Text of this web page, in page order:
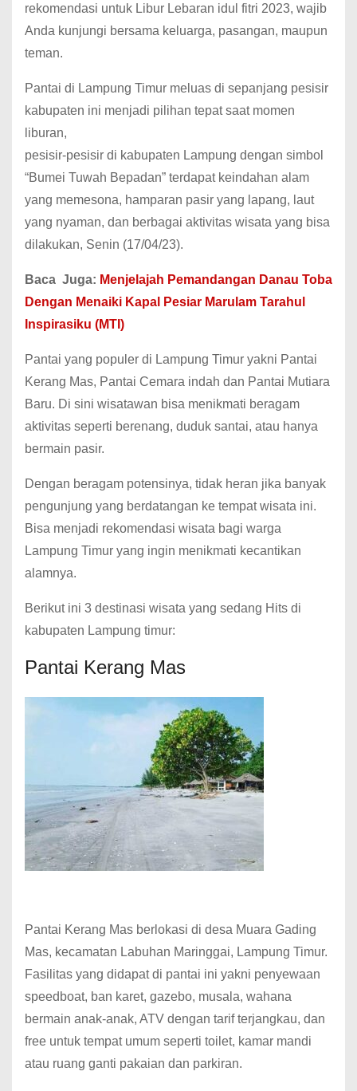
rekomendasi untuk Libur Lebaran idul fitri 2023, wajib
Anda kunjungi bersama keluarga, pasangan, maupun
teman.
Pantai di Lampung Timur meluas di sepanjang pesisir
kabupaten ini menjadi pilihan tepat saat momen
liburan,
pesisir-pesisir di kabupaten Lampung dengan simbol
“Bumei Tuwah Bepadan” terdapat keindahan alam
yang memesona, hamparan pasir yang lapang, laut
yang nyaman, dan berbagai aktivitas wisata yang bisa
dilakukan, Senin (17/04/23).
Baca Juga: Menjelajah Pemandangan Danau Toba
Dengan Menaiki Kapal Pesiar Marulam Tarahul
Inspirasiku (MTI)
Pantai yang populer di Lampung Timur yakni Pantai
Kerang Mas, Pantai Cemara indah dan Pantai Mutiara
Baru. Di sini wisatawan bisa menikmati beragam
aktivitas seperti berenang, duduk santai, atau hanya
bermain pasir.
Dengan beragam potensinya, tidak heran jika banyak
pengunjung yang berdatangan ke tempat wisata ini.
Bisa menjadi rekomendasi wisata bagi warga
Lampung Timur yang ingin menikmati kecantikan
alamnya.
Berikut ini 3 destinasi wisata yang sedang Hits di
kabupaten Lampung timur:
Pantai Kerang Mas
Pantai Kerang Mas berlokasi di desa Muara Gading
Mas, kecamatan Labuhan Maringgai, Lampung Timur.
Fasilitas yang didapat di pantai ini yakni penyewaan
speedboat, ban karet, gazebo, musala, wahana
bermain anak-anak, ATV dengan tarif terjangkau, dan
free untuk tempat umum seperti toilet, kamar mandi
atau ruang ganti pakaian dan parkiran.